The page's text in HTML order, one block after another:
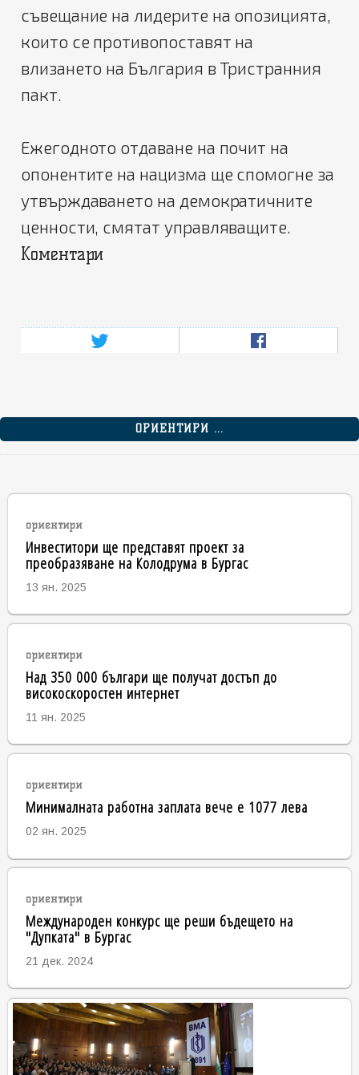
съвещание на лидерите на опозицията,
които се противопоставят на
влизането на България в Тристранния
пакт.
Ежегодното отдаване на почит на
опонентите на нацизма ще спомогне за
утвърждаването на демократичните
ценности, смятат управляващите.
Коментари
ОРИЕНТИРИ ...
ориентири
Инвеститори ще представят проект за
преобразяване на Колодрума в Бургас
13 ян. 2025
ориентири
Над 350 000 българи ще получат достъп до
високоскоростен интернет
11 ян. 2025
ориентири
Минималната работна заплата вече е 1077 лева
02 ян. 2025
ориентири
Международен конкурс ще реши бъдещето на
"Дупката" в Бургас
21 дек. 2024